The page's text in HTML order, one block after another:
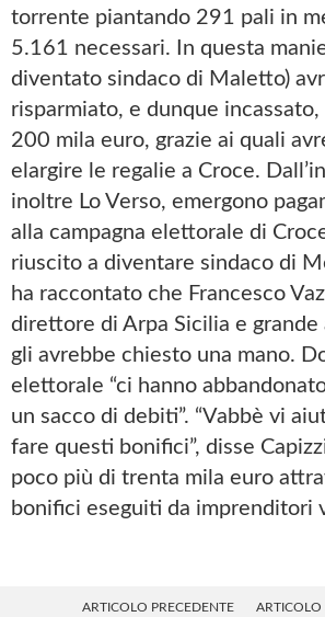
torrente piantando 291 pali in
5.161 necessari. In questa
diventato sindaco di Maletto)
risparmiato, e dunque
200 mila euro, grazie ai quali
elargire le regalie a Croce.
inoltre Lo Verso, emergono
alla campagna elettorale di
riuscito a diventare sindaco di
ha raccontato che Francesco
direttore di Arpa Sicilia e grande
gli avrebbe chiesto una mano.
elettorale “ci hanno
un sacco di debiti”. “Vabbè vi
fare questi bonifici”, disse
poco più di trenta mila euro
bonifici eseguiti da imprenditori
ARTICOLO PRECEDENTE ARTICOLO